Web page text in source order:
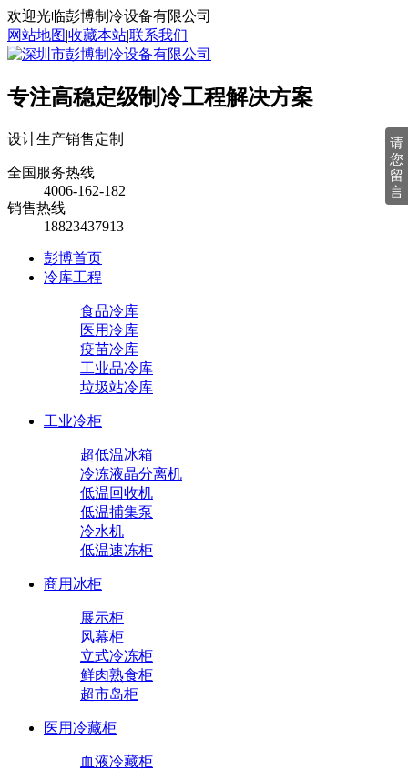
欢迎光临彭博制冷设备有限公司
网站地图|收藏本站|联系我们
专注高稳定级制冷工程解决方案
设计生产销售定制
全国服务热线
4006-162-182
销售热线
18823437913
彭博首页
冷库工程
食品冷库
医用冷库
疫苗冷库
工业品冷库
垃圾站冷库
工业冷柜
超低温冰箱
冷冻液晶分离机
低温回收机
低温捕集泵
冷水机
低温速冻柜
商用冰柜
展示柜
风幕柜
立式冷冻柜
鲜肉熟食柜
超市岛柜
医用冷藏柜
血液冷藏柜
请
您
留
言